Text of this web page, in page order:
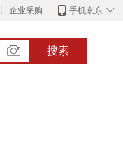
企业采购 ◇
手机京东
搜索